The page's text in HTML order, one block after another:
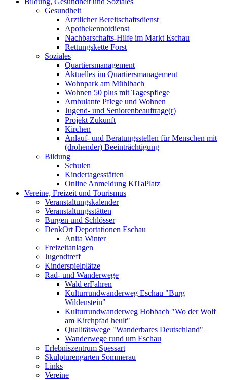
Gesundheit
Ärztlicher Bereitschaftsdienst
Apothekennotdienst
Nachbarschafts-Hilfe im Markt Eschau
Rettungskette Forst
Soziales
Quartiersmanagement
Aktuelles im Quartiersmanagement
Wohnpark am Mühlbach
Wohnen 50 plus mit Tagespflege
Ambulante Pflege und Wohnen
Jugend- und Seniorenbeauftrage(r)
Projekt Zukunft
Kirchen
Anlauf- und Beratungsstellen für Menschen mit
(drohender) Beeinträchtigung
Bildung
Schulen
Kindertagesstätten
Online Anmeldung KiTaPlatz
Vereine, Freizeit und Tourismus
Veranstaltungskalender
Veranstaltungsstätten
Burgen und Schlösser
DenkOrt Deportationen Eschau
Anita Winter
Freizeitanlagen
Jugendtreff
Kinderspielplätze
Rad- und Wanderwege
Wald erFahren
Kulturrundwanderweg Eschau "Burg
Wildenstein"
Kulturrundwanderweg Hobbach "Wo der Wolf
am Kirchpfad heult"
Qualitätswege "Wanderbares Deutschland"
Wanderwege rund um Eschau
Erlebniszentrum Spessart
Skulpturengarten Sommerau
Links
Vereine